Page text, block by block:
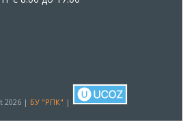
2026 | БУ "РПК" |